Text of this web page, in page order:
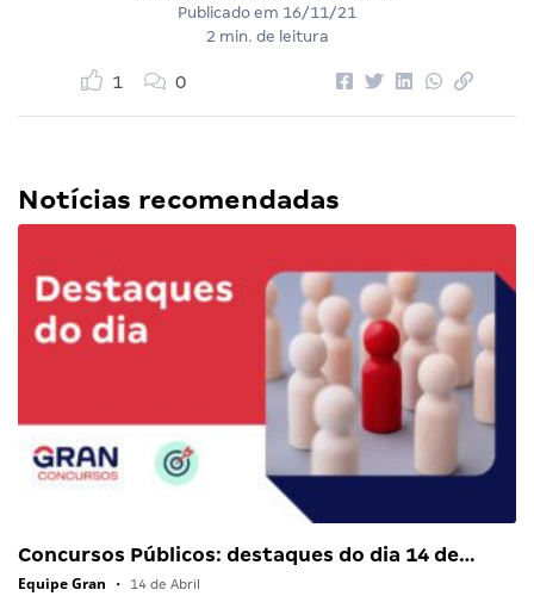
Publicado em 16/11/21
2 min. de leitura
1 0
Notícias recomendadas
Concursos Públicos: destaques do dia 14 de…
Equipe Gran • 14 de Abril